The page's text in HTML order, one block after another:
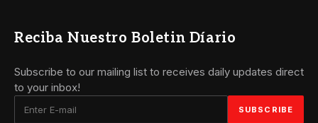
Reciba Nuestro Boletin Díario
Subscribe to our mailing list to receives daily updates direct
to your inbox!